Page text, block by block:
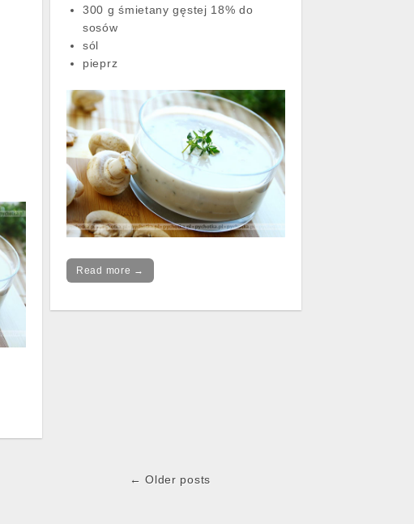
300 g śmietany gęstej 18% do
sosów
sól
pieprz
Read more →
← Older posts